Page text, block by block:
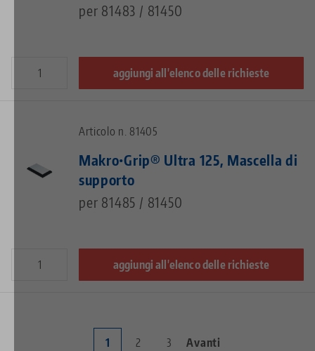
per 81483 / 81450
aggiungi all'elenco delle richieste
Articolo n. 81405
Makro•Grip® Ultra 125, Mascella di
supporto
per 81485 / 81450
aggiungi all'elenco delle richieste
Current
1 Page
2 Page
3
Next
Avanti